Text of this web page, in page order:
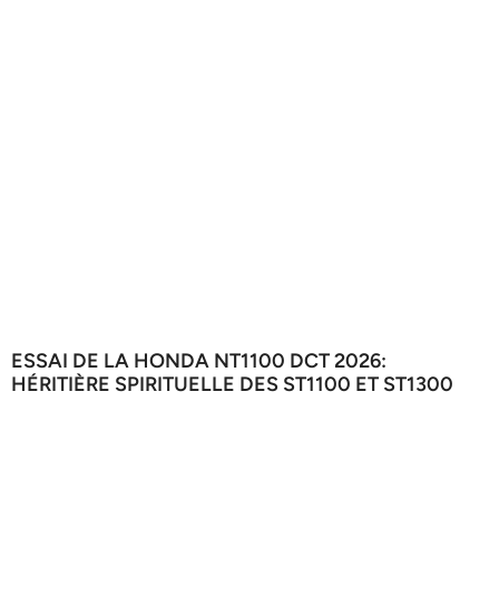
ESSAI DE LA HONDA NT1100 DCT 2026:
HÉRITIÈRE SPIRITUELLE DES ST1100 ET ST1300